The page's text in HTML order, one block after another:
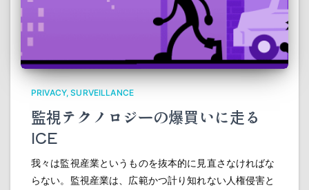
PRIVACY SURVEILLANCE
監視テクノロジーの爆買いに走る
ICE
我々は監視産業というものを抜本的に見直さなければな
らない。監視産業は、広範かつ計り知れない人権侵害と